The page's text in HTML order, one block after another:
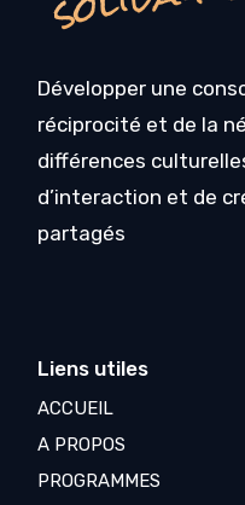
Développer une
réciprocité et de la
différences
d’interaction et de
partagés
Liens utiles
ACCUEIL
A PROPOS
PROGRAMMES